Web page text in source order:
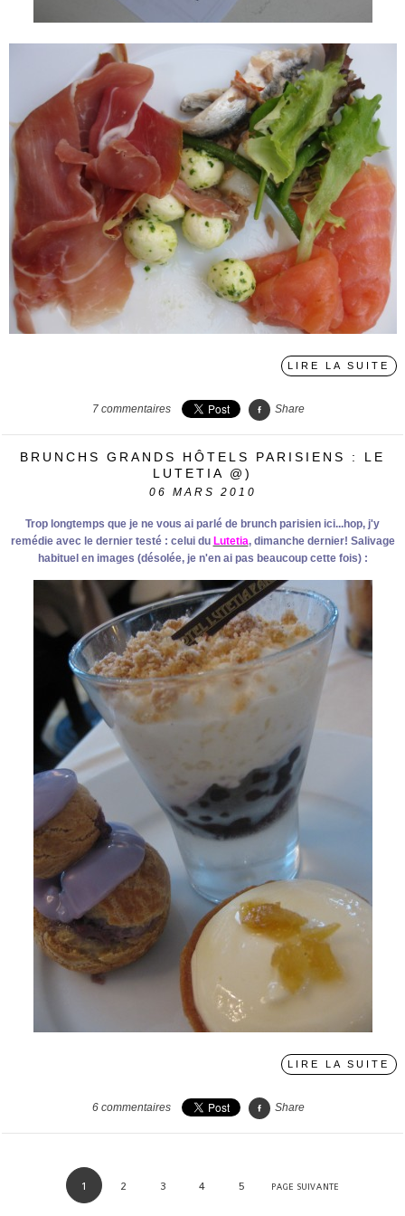
LIRE LA SUITE
7 commentaires Share
BRUNCHS GRANDS HÔTELS PARISIENS : LE
LUTETIA @)
06 MARS 2010
Trop longtemps que je ne vous ai parlé de brunch parisien ici...hop, j'y
remédie avec le dernier testé : celui du Lutetia, dimanche dernier! Salivage
habituel en images (désolée, je n'en ai pas beaucoup cette fois) :
LIRE LA SUITE
6 commentaires Share
1 2 3 4 5 PAGE SUIVANTE